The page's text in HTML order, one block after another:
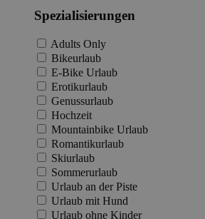
Spezialisierungen
Adults Only
Bikeurlaub
E-Bike Urlaub
Erotikurlaub
Genussurlaub
Hochzeit
Mountainbike Urlaub
Romantikurlaub
Skiurlaub
Sommerurlaub
Urlaub an der Piste
Urlaub mit Hund
Urlaub ohne Kinder